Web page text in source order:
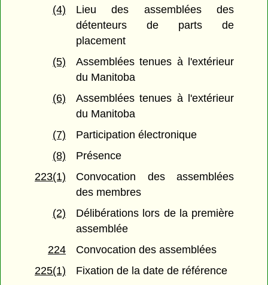
(4)
Lieu des assemblées des
détenteurs de parts de
placement
(5)
Assemblées tenues à l'extérieur
du Manitoba
(6)
Assemblées tenues à l'extérieur
du Manitoba
(7)
Participation électronique
(8)
Présence
223(1)
Convocation des assemblées
des membres
(2)
Délibérations lors de la première
assemblée
224
Convocation des assemblées
225(1)
Fixation de la date de référence